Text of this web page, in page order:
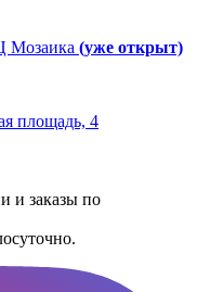
Мозаика (уже открыт)
площадь, 4
и заказы по